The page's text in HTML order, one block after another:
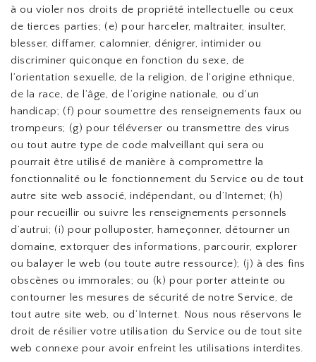
à ou violer nos droits de propriété intellectuelle ou ceux
de tierces parties; (e) pour harceler, maltraiter, insulter,
blesser, diffamer, calomnier, dénigrer, intimider ou
discriminer quiconque en fonction du sexe, de
l’orientation sexuelle, de la religion, de l’origine ethnique,
de la race, de l’âge, de l’origine nationale, ou d’un
handicap; (f) pour soumettre des renseignements faux ou
trompeurs; (g) pour téléverser ou transmettre des virus
ou tout autre type de code malveillant qui sera ou
pourrait être utilisé de manière à compromettre la
fonctionnalité ou le fonctionnement du Service ou de tout
autre site web associé, indépendant, ou d’Internet; (h)
pour recueillir ou suivre les renseignements personnels
d’autrui; (i) pour polluposter, hameçonner, détourner un
domaine, extorquer des informations, parcourir, explorer
ou balayer le web (ou toute autre ressource); (j) à des fins
obscènes ou immorales; ou (k) pour porter atteinte ou
contourner les mesures de sécurité de notre Service, de
tout autre site web, ou d’Internet. Nous nous réservons le
droit de résilier votre utilisation du Service ou de tout site
web connexe pour avoir enfreint les utilisations interdites.